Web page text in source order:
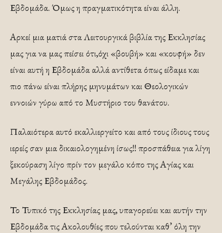
Εβδομάδα. Όμως η πραγματικότητα είναι άλλη.
Αρκεί μια ματιά στα Λειτουργικά βιβλία της Εκκλησίας
μας για να μας πείσει ότι,όχι «βουβή» και «κουφή» δεν
είναι αυτή η Εβδομάδα αλλά αντίθετα όπως είδαμε και
πιο πάνω είναι πλήρης μηνυμάτων και Θεολογικών
εννοιών γύρω από το Μυστήριο του θανάτου.
Παλαιότερα αυτό εκαλλιεργείτο και από τους ίδιους τους
ιερείς σαν μια δικαιολογημένη ίσως!! προσπάθεια για λίγη
ξεκούραση λίγο πρίν τον μεγάλο κόπο της Αγίας και
Μεγάλης Εβδομάδος.
Το Τυπικό της Εκκλησίας μας, υπαγορεύει και αυτήν την
Εβδομάδα τις Ακολουθίες που τελούνται καθ’ όλη την